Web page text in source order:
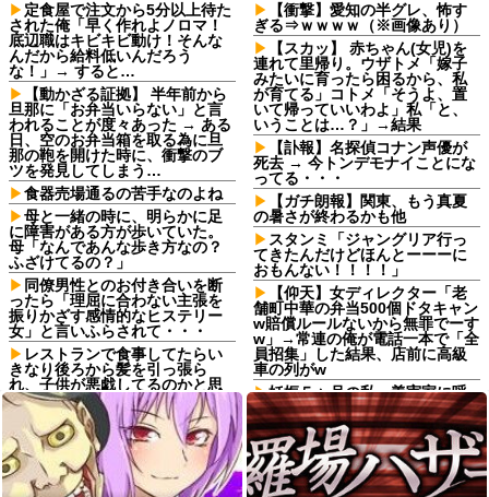
定食屋で注文から5分以上待た
された俺「早く作れよノロマ！
底辺職はキビキビ動け！そんな
んだから給料低いんだろう
な！」→ すると…
【動かざる証拠】 半年前から
旦那に「お弁当いらない」と言
われることが度々あった → ある
日、空のお弁当箱を取る為に旦
那の鞄を開けた時に、衝撃のブ
ツを発見してしまう…
食器売場通るの苦手なのよね
母と一緒の時に、明らかに足
に障害がある方が歩いていた。
母「なんであんな歩き方なの？
ふざけてるの？」
同僚男性とのお付き合いを断
ったら「理屈に合わない主張を
振りかざす感情的なヒステリー
女」と言いふらされて・・・
レストランで食事してたらい
きなり後ろから髪を引っ張ら
れ、子供が悪戯してるのかと思
い注意しようと振り向こうとし
たら耳元でハサミの音がした！...
姉は馬鹿。初めて外走ってガ
ソスタに給油に行った時に車体
やガラスにガソリンかけるレベ
ルの馬鹿
【衝撃】愛知の半グレ、怖す
ぎる⇒ｗｗｗｗ（※画像あり）
【スカッ】 赤ちゃん(女児)を
連れて里帰り。ウザトメ「嫁子
みたいに育ったら困るから、私
が育てる」コトメ「そうよ、置
いて帰っていいわよ」私「と、
いうことは…？」→結果
【訃報】名探偵コナン声優が
死去 → 今トンデモナイことにな
ってる・・・
【ガチ朗報】関東、もう真夏
の暑さが終わるかも他
スタンミ「ジャングリア行っ
てきたんだけどほんとーーーに
おもんない！！！！」
【仰天】女ディレクター「老
舗町中華の弁当500個ドタキャン
w賠償ルールないから無罪でーす
w」→常連の俺が電話一本で「全
員招集」した結果、店前に高級
車の列がw
妊娠５ヶ月の私、義実家に呼
ばれて行ってきた。治療を経て
妊娠５ヶ月になった義妹を引き
合いに出され、トメから放たれ
た「耳を疑う理不尽すぎる一
言」に愕然←妊娠時期の操作と
か超能力者かよ